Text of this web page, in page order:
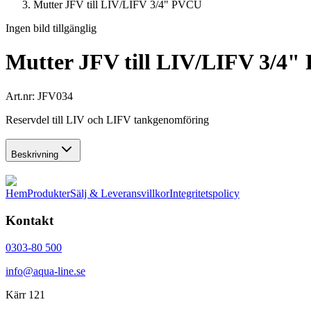
Mutter JFV till LIV/LIFV 3/4" PVCU
Ingen bild tillgänglig
Mutter JFV till LIV/LIFV 3/4"
Art.nr: JFV034
Reservdel till LIV och LIFV tankgenomföring
Beskrivning
HemProdukterSälj & LeveransvillkorIntegritetspolicy
Kontakt
0303-80 500
info@aqua-line.se
Kärr 121